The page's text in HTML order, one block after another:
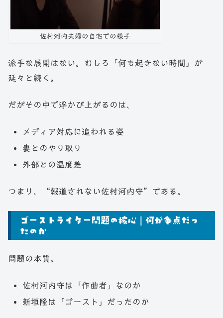
佐村河内夫婦の自宅での様子
派手な展開はない。むしろ「何も起きない時間」が
延々と続く。
だがその中で浮かび上がるのは、
メディア対応に追われる姿
妻とのやり取り
外部との温度差
つまり、“報道されない佐村河内守”である。
ゴーストライター問題の核心｜何が争点だっ
たのか
問題の本質。
佐村河内守は「作曲者」なのか
新垣隆は「ゴースト」だったのか